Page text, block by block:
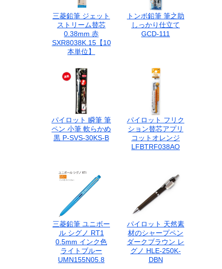
三菱鉛筆 ジェット
ストリーム替芯
0.38mm 赤
SXR8038K.15【10
本単位】
トンボ鉛筆 筆之助
しっかり仕立て
GCD-111
パイロット 瞬筆 筆
ペン 小筆 軟らかめ
黒 P-SVS-30KS-B
パイロット フリク
ション替芯アプリ
コットオレンジ
LFBTRF038AO
三菱鉛筆 ユニボー
ル シグノ RT1
0.5mm インク色
ライトブルー
UMN155N05.8
パイロット 天然素
材のシャープペン
ダークブラウン レ
グノ HLE-250K-
DBN